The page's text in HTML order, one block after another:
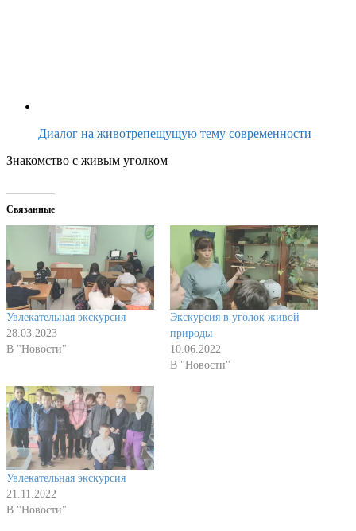
Диалог на животрепещущую тему современности
Знакомство с живым уголком
Связанные
Увлекательная экскурсия
28.03.2023
В "Новости"
Экскурсия в уголок живой
природы
10.06.2022
В "Новости"
Увлекательная экскурсия
21.11.2022
В "Новости"